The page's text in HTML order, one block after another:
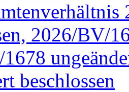
2026/BV/
beschlossen